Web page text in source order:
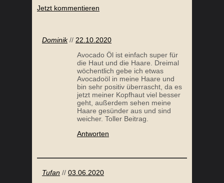
Jetzt kommentieren
Dominik// 22.10.2020
Avocado Öl ist einfach super für
die Haut und die Haare. Dreimal
wöchentlich gebe ich etwas
Avocadoöl in meine Haare und
bin sehr positiv überrascht, da es
jetzt meiner Kopfhaut viel besser
geht, außerdem sehen meine
Haare gesünder aus und sind
weicher. Toller Beitrag.
Antworten
Tufan // 03.06.2020